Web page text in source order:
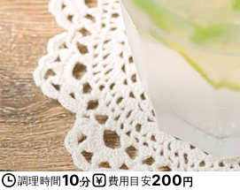
調理時間10分 費用目安200円